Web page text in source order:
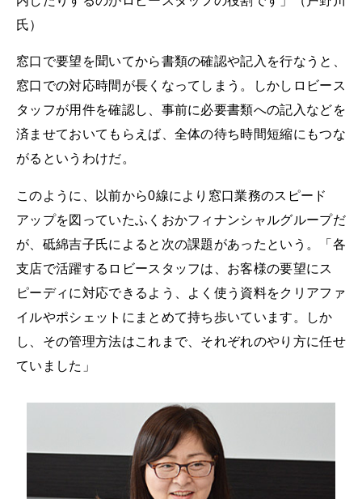
氏）
窓口で要望を聞いてから書類の確認や記入を行なうと、
窓口での対応時間が長くなってしまう。しかしロビース
タッフが用件を確認し、事前に必要書類への記入などを
済ませておいてもらえば、全体の待ち時間短縮にもつな
がるというわけだ。
このように、以前から0線により窓口業務のスピード
アップを図っていたふくおかフィナンシャルグループだ
が、砥綿吉子氏によると次の課題があったという。「各
支店で活躍するロビースタッフは、お客様の要望にス
ピーディに対応できるよう、よく使う資料をクリアファ
イルやポシェットにまとめて持ち歩いています。しか
し、その管理方法はこれまで、それぞれのやり方に任せ
ていました」